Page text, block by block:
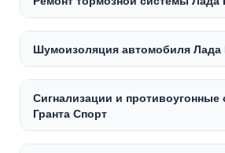
Шумоизоляция автомобиля Лада
Сигнализации и
Гранта Спорт